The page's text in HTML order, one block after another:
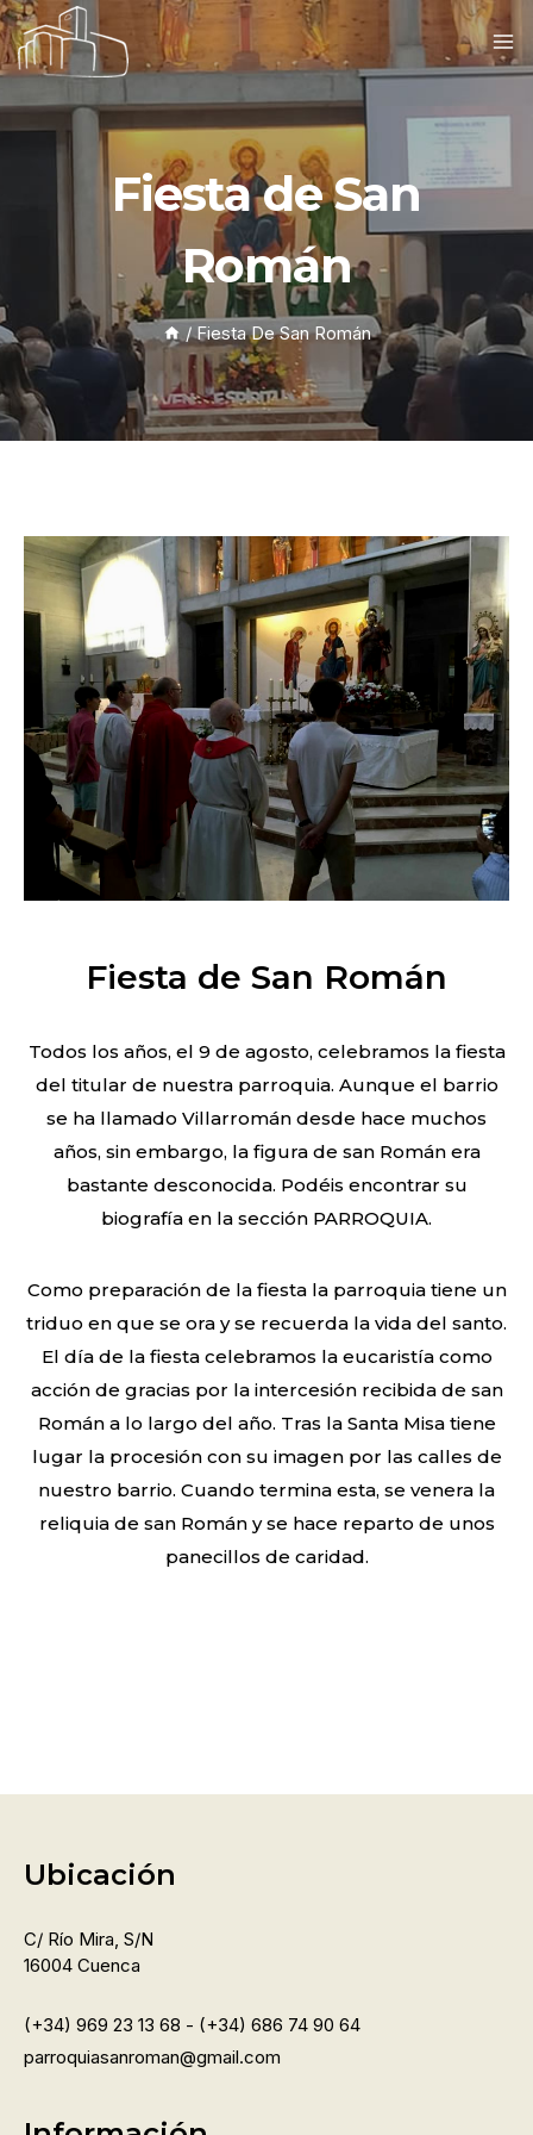
Fiesta de San
Román
/ Fiesta De San Román
Fiesta de San Román
Todos los años, el 9 de agosto, celebramos la fiesta
del titular de nuestra parroquia. Aunque el barrio
se ha llamado Villarromán desde hace muchos
años, sin embargo, la figura de san Román era
bastante desconocida. Podéis encontrar su
biografía en la sección PARROQUIA.
Como preparación de la fiesta la parroquia tiene un
triduo en que se ora y se recuerda la vida del santo.
El día de la fiesta celebramos la eucaristía como
acción de gracias por la intercesión recibida de san
Román a lo largo del año. Tras la Santa Misa tiene
lugar la procesión con su imagen por las calles de
nuestro barrio. Cuando termina esta, se venera la
reliquia de san Román y se hace reparto de unos
panecillos de caridad.
Ubicación
C/ Río Mira, S/n
16004 Cuenca
(+34) 969 23 13 68 - (+34) 686 74 90 64
parroquiasanroman@gmail.com